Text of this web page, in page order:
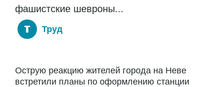
фашистские шевроны...
Труд
Острую реакцию жителей города на Неве
встретили планы по оформлению станции